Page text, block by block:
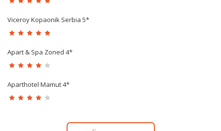
Viceroy Kopaonik Serbia 5*
Apart & Spa Zoned 4*
Aparthotel Mamut 4*